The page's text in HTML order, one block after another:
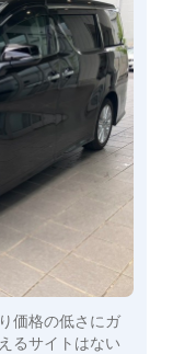
価格の低さにガ
るサイトはない